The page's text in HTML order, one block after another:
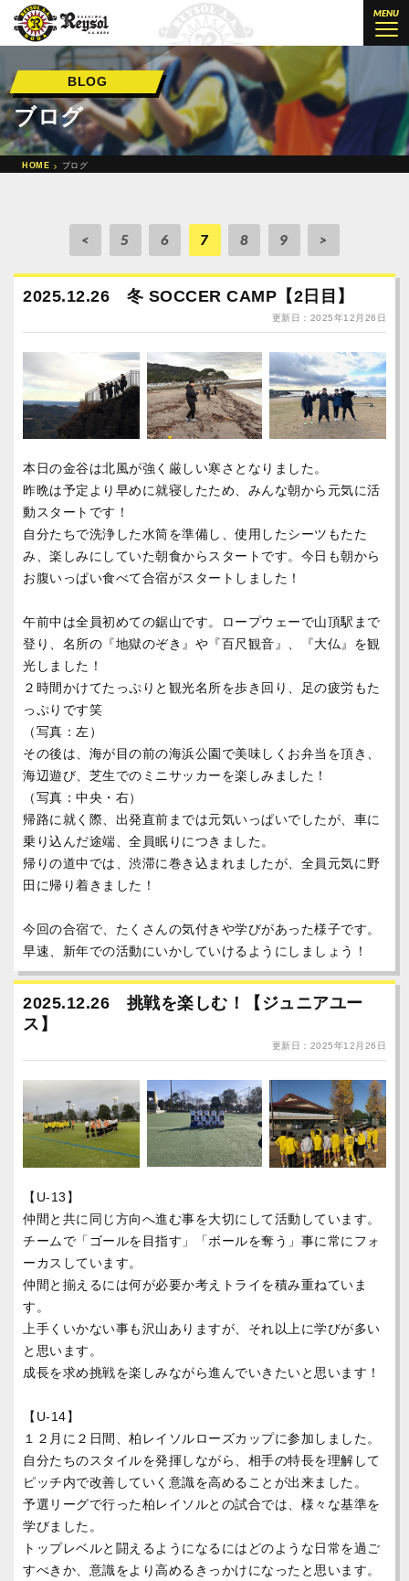
MENU
柏レイソル公認サッカースクール 柏
BLOG
ブログ
HOME ブログ
< 5 6 7 8 9 >
2025.12.26 冬 SOCCER CAMP【2日目】
更新日：2025年12月26日
本日の金谷は北風が強く厳しい寒さとなりました。
昨晩は予定より早めに就寝したため、みんな朝から元気に活
動スタートです！
自分たちで洗浄した水筒を準備し、使用したシーツもたた
み、楽しみにしていた朝食からスタートです。今日も朝から
お腹いっぱい食べて合宿がスタートしました！
午前中は全員初めての鋸山です。ロープウェーで山頂駅まで
登り、名所の『地獄のぞき』や『百尺観音』、『大仏』を観
光しました！
２時間かけてたっぷりと観光名所を歩き回り、足の疲労もた
っぷりです笑
（写真：左）
その後は、海が目の前の海浜公園で美味しくお弁当を頂き、
海辺遊び、芝生でのミニサッカーを楽しみました！
（写真：中央・右）
帰路に就く際、出発直前までは元気いっぱいでしたが、車に
乗り込んだ途端、全員眠りにつきました。
帰りの道中では、渋滞に巻き込まれましたが、全員元気に野
田に帰り着きました！
今回の合宿で、たくさんの気付きや学びがあった様子です。
早速、新年での活動にいかしていけるようにしましょう！
2025.12.26 挑戦を楽しむ！【ジュニアユー
ス】
更新日：2025年12月26日
【U-13】
仲間と共に同じ方向へ進む事を大切にして活動しています。
チームで「ゴールを目指す」「ボールを奪う」事に常にフォ
ーカスしています。
仲間と揃えるには何が必要か考えトライを積み重ねていま
す。
上手くいかない事も沢山ありますが、それ以上に学びが多い
と思います。
成長を求め挑戦を楽しみながら進んでいきたいと思います！
【U-14】
１２月に２日間、柏レイソルローズカップに参加しました。
自分たちのスタイルを発揮しながら、相手の特長を理解して
ピッチ内で改善していく意識を高めることが出来ました。
予選リーグで行った柏レイソルとの試合では、様々な基準を
学びました。
トップレベルと闘えるようになるにはどのような日常を過ご
すべきか、意識をより高めるきっかけになったと思います。